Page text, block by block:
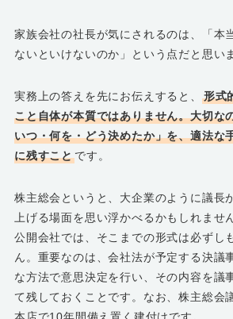
家族会社の社長が気にされるのは、「本
ないといけないのか」という点だと思い
実務上の答えを先にお伝えすると、
形式
こと自体が本質ではありません。大切な
いつ・何を・どう決めたか」を、適法な
に残すことです。
株主総会というと、大企業のように議長
上げる場面を思い浮かべるかもしれませ
公開会社では、そこまでの形式は必ずし
ん。重要なのは、会社法が予定する決議
な方法で意思決定を行い、その内容を議
て残しておくことです。なお、株主総会